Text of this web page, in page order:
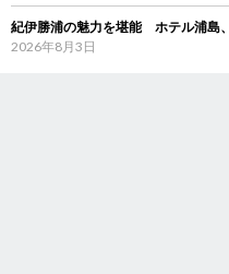
紀伊勝浦の魅力を堪能 ホテル浦島
2026年8月3日